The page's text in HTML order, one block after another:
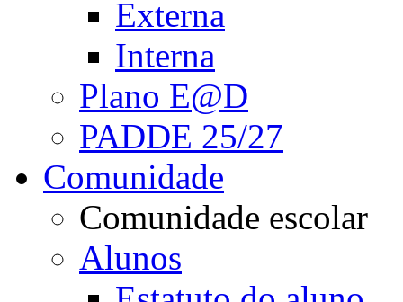
Externa
Interna
Plano E@D
PADDE 25/27
Comunidade
Comunidade escolar
Alunos